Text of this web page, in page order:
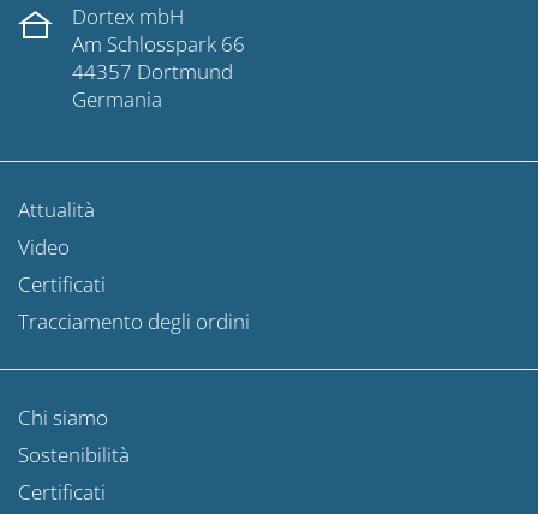
Dortex mbH
Am Schlosspark 66
44357 Dortmund
Germania
Attualità
Video
Certificati
Tracciamento degli ordini
Chi siamo
Sostenibilità
Certificati